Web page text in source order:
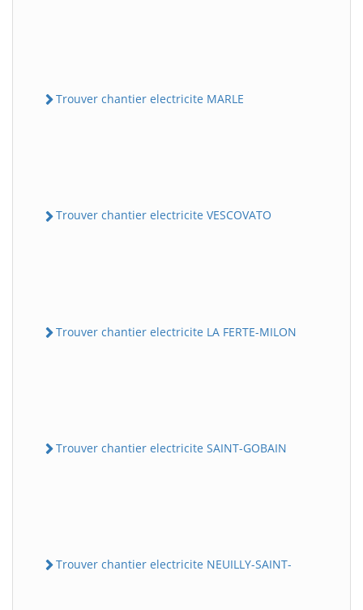
Trouver chantier electricite MARLE
Trouver chantier electricite VESCOVATO
Trouver chantier electricite LA FERTE-MILON
Trouver chantier electricite SAINT-GOBAIN
Trouver chantier electricite NEUILLY-SAINT-